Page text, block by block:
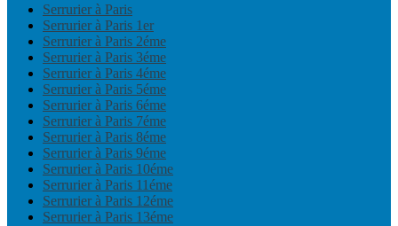
Serrurier à Paris
Serrurier à Paris 1er
Serrurier à Paris 2éme
Serrurier à Paris 3éme
Serrurier à Paris 4éme
Serrurier à Paris 5éme
Serrurier à Paris 6éme
Serrurier à Paris 7éme
Serrurier à Paris 8éme
Serrurier à Paris 9éme
Serrurier à Paris 10éme
Serrurier à Paris 11éme
Serrurier à Paris 12éme
Serrurier à Paris 13éme